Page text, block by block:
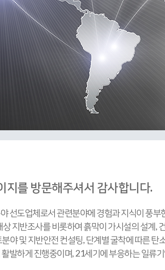
지를 방문해주셔서 감사합니다.
선도업체로서 관련분야에 경험과 지식이 풍
지반조사를 비롯하여 흙막이 가시설의 설계
야 및 지반안전 컨설팅, 단계별 굴착에 따른
발하게 진행중이며, 21세기에 부응하는 일류